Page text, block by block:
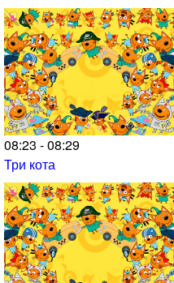
08:23 - 08:29
Три кота